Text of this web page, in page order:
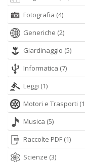
Fotografia (4)
Generiche (2)
Giardinaggio (5)
Informatica (7)
Leggi (1)
Motori e Trasporti
Musica (5)
Raccolte PDF (1)
Scienze (3)